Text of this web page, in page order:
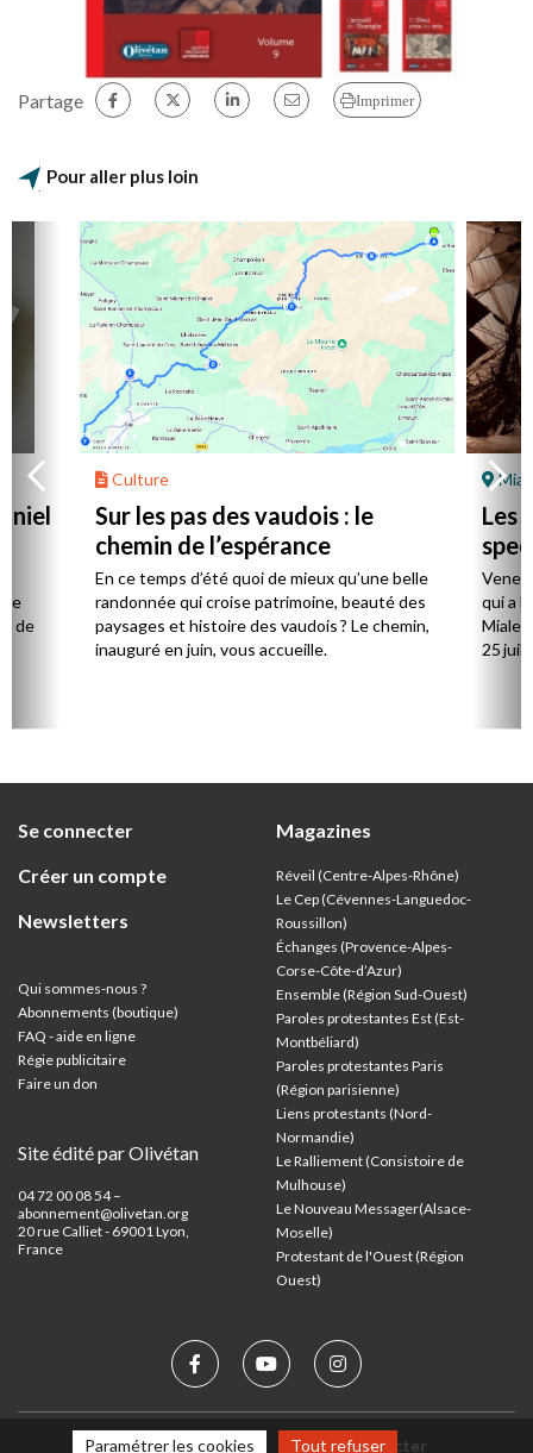
Partage Imprimer
Pour aller plus loin
de
Culture
Sur les pas des vaudois : le
chemin de l’espérance
En ce temps d’été quoi de mieux qu’une belle
randonnée qui croise patrimoine, beauté des
paysages et histoire des vaudois ? Le chemin,
inauguré en juin, vous accueille.
Les
qui a
25
Se connecter
Créer un compte
Newsletters
Qui sommes-nous ?
Abonnements (boutique)
FAQ - aide en ligne
Régie publicitaire
Faire un don
Site édité par Olivétan
04 72 00 08 54 –
abonnement@olivetan.org
20 rue Calliet - 69001 Lyon,
France
Magazines
Réveil (Centre-Alpes-Rhône)
Le Cep (Cévennes-Languedoc-
Roussillon)
Échanges (Provence-Alpes-
Corse-Côte-d’Azur)
Ensemble (Région Sud-Ouest)
Paroles protestantes Est (Est-
Montbéliard)
Paroles protestantes Paris
(Région parisienne)
Liens protestants (Nord-
Normandie)
Le Ralliement (Consistoire de
Mulhouse)
Le Nouveau Messager(Alsace-
Moselle)
Protestant de l'Ouest (Région
Ouest)
Mentions légales Nous contacter
Paramétrer les cookies Tout refuser